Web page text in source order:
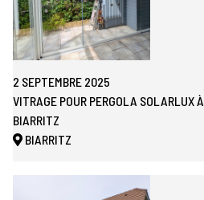
2 SEPTEMBRE 2025
VITRAGE POUR PERGOLA SOLARLUX À
BIARRITZ
BIARRITZ